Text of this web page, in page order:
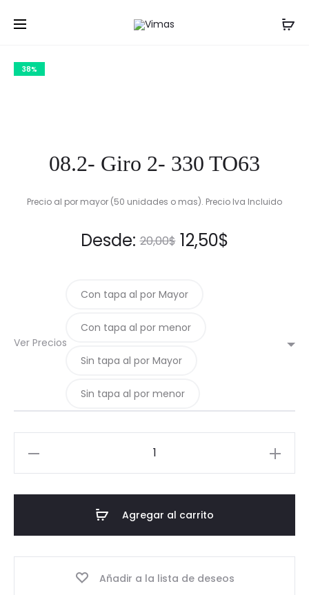
06.2-
01.2
Inicio 08.2- Giro 2- 330 TO63
38%
08.2- Giro 2- 330 TO63
Precio al por mayor (50 unidades o mas). Precio Iva Incluido
Desde:20,00$ Original
was:
20,00$.
12,50$
Ver Precios
Con tapa al por Mayor
Con tapa al por menor
Sin tapa al por Mayor
Sin tapa al por menor
Agregar al carrito
Añadir a la lista de deseos